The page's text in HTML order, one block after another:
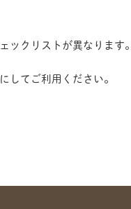
ックリストが異なります。
してご利用ください。